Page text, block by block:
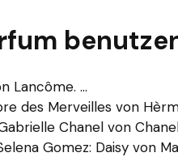
Lancôme. ...
des Merveilles von
Chanel von
Gomez: Daisy von